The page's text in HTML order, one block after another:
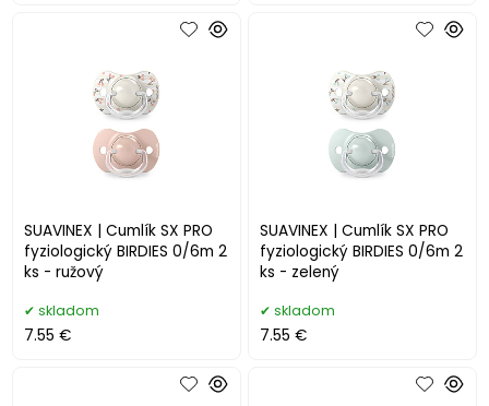
SUAVINEX | Cumlík SX PRO
fyziologický BIRDIES 0/6m 2
ks - ružový
skladom
7.55 €
SUAVINEX | Cumlík SX PRO
fyziologický BIRDIES 0/6m 2
ks - zelený
skladom
7.55 €